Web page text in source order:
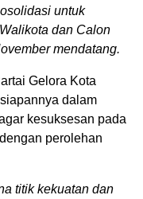
untuk
dan Calon
mendatang.
Gelora Kota
dalam
kesuksesan pada
perolehan
titik kekuatan dan